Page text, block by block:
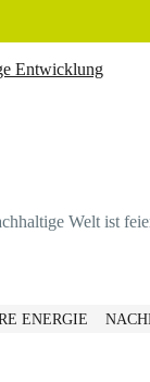
Welt ist
ENERGIE